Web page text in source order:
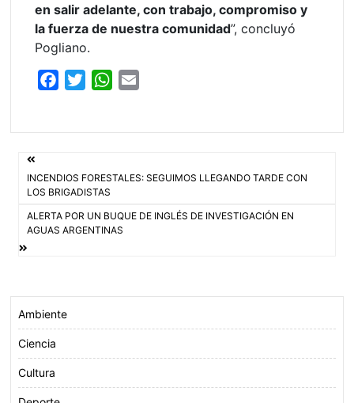
en salir adelante, con trabajo, compromiso y
la fuerza de nuestra comunidad”, concluyó
Pogliano.
o
k
e
W
A
p
Navegación
de
entradas
INCENDIOS FORESTALES: SEGUIMOS LLEGANDO TARDE CON
LOS BRIGADISTAS
ALERTA POR UN BUQUE DE INGLÉS DE INVESTIGACIÓN EN
AGUAS ARGENTINAS
Ambiente
Ciencia
Cultura